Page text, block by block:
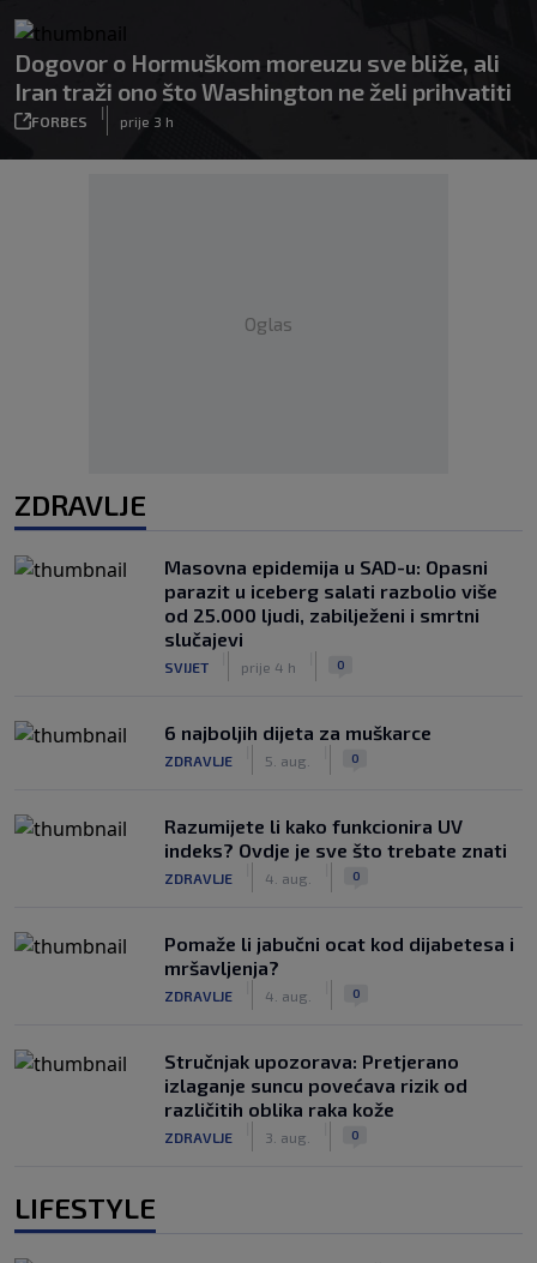
Dogovor o Hormuškom moreuzu sve bliže, ali
Iran traži ono što Washington ne želi prihvatiti
FORBES
|
prije 3 h
Oglas
ZDRAVLJE
Masovna epidemija u SAD-u: Opasni
parazit u iceberg salati razbolio više
od 25.000 ljudi, zabilježeni i smrtni
slučajevi
SVIJET prije 4 h 0
6 najboljih dijeta za muškarce
ZDRAVLJE 5. aug. 0
Razumijete li kako funkcionira UV
indeks? Ovdje je sve što trebate znati
ZDRAVLJE 4. aug. 0
Pomaže li jabučni ocat kod dijabetesa i
mršavljenja?
ZDRAVLJE 4. aug. 0
Stručnjak upozorava: Pretjerano
izlaganje suncu povećava rizik od
različitih oblika raka kože
ZDRAVLJE 3. aug. 0
LIFESTYLE